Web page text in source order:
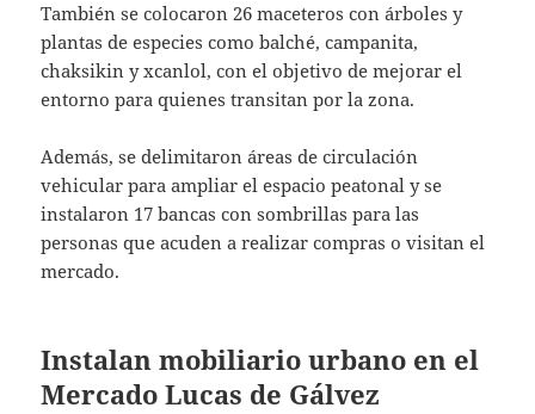
También se colocaron 26 maceteros con árboles y
plantas de especies como balché, campanita,
chaksikin y xcanlol, con el objetivo de mejorar el
entorno para quienes transitan por la zona.
Además, se delimitaron áreas de circulación
vehicular para ampliar el espacio peatonal y se
instalaron 17 bancas con sombrillas para las
personas que acuden a realizar compras o visitan el
mercado.
Instalan mobiliario urbano en el
Mercado Lucas de Gálvez